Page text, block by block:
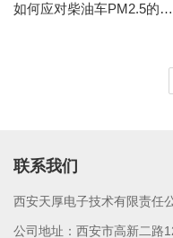
如何应对柴油车PM2.5的污染？
联系我们
西安天厚电子技术有限责任
公司地址：西安市高新二路